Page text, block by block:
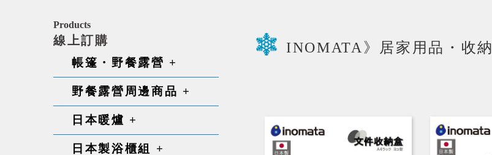
Products
線上訂購
帳篷・野餐露營 +
野餐露營周邊商品 +
日本暖爐 +
日本製浴櫃組 +
INOMATA》居家用品・收納